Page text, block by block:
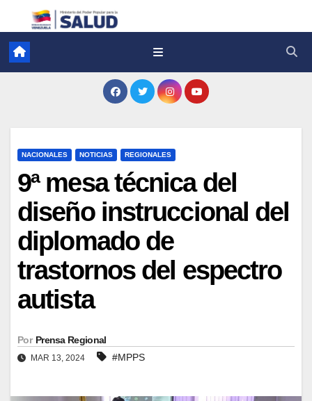
NACIONALES NOTICIAS REGIONALES
9ª mesa técnica del
diseño instruccional del
diplomado de
trastornos del espectro
autista
Por Prensa Regional
MAR 13, 2024 #MPPS